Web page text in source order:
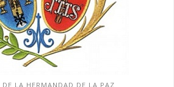
DE LA HERMANDAD DE LA PAZ